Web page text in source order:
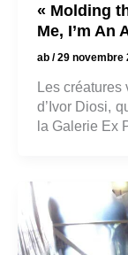
« Molding
Me, I’m An
ab /29 novembre
Les
d’Ivor Diosi,
la Galerie Ex